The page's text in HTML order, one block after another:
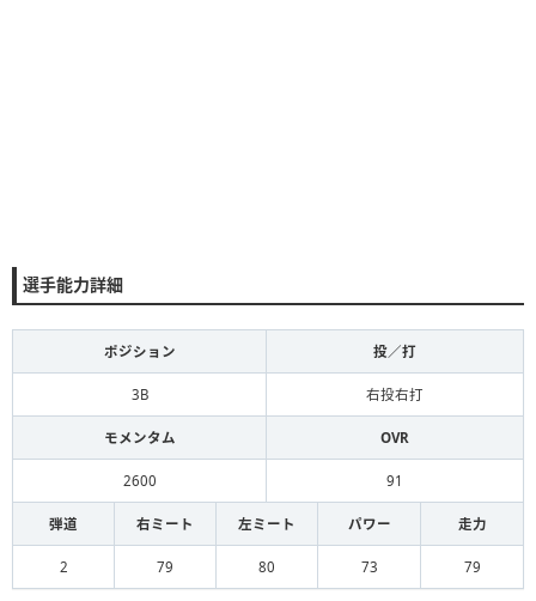
選手能力詳細
ポジション 投／打
3B 右投右打
モメンタム OVR
2600 91
弾道 右ミート 左ミート パワー 走力
2 79 80 73 79